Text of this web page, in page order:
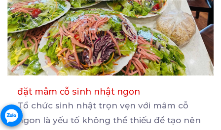
đặt mâm cỗ sinh nhật ngon
Tổ chức sinh nhật trọn vẹn với mâm cỗ
ngon là yếu tố không thể thiếu để tạo nên